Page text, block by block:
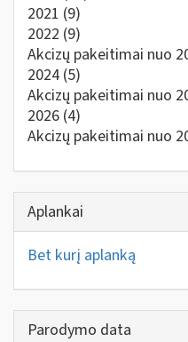
2021 (9)
2022 (9)
Akcizų pakeitimai nuo
2024 (5)
Akcizų pakeitimai nuo
2026 (4)
Akcizų pakeitimai nuo
Aplankai
Bet kurį aplanką
Parodymo data